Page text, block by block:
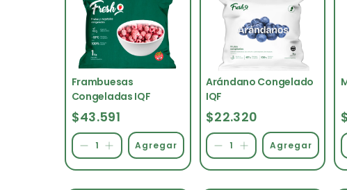
Frambuesas
Congeladas IQF
$43.591
Agregar
Arándano Congelado
IQF
$22.320
Agregar